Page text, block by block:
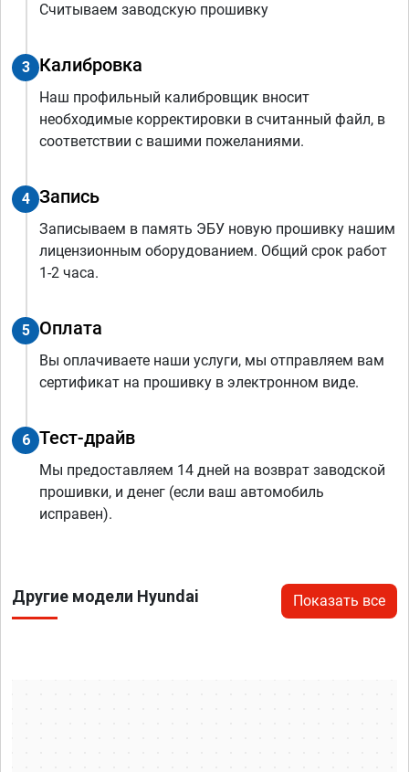
Считываем заводскую прошивку
3 Калибровка
Наш профильный калибровщик вносит
необходимые корректировки в считанный файл, в
соответствии с вашими пожеланиями.
4 Запись
Записываем в память ЭБУ новую прошивку нашим
лицензионным оборудованием. Общий срок работ
1-2 часа.
5 Оплата
Вы оплачиваете наши услуги, мы отправляем вам
сертификат на прошивку в электронном виде.
6 Тест-драйв
Мы предоставляем 14 дней на возврат заводской
прошивки, и денег (если ваш автомобиль
исправен).
Другие модели Hyundai Показать все